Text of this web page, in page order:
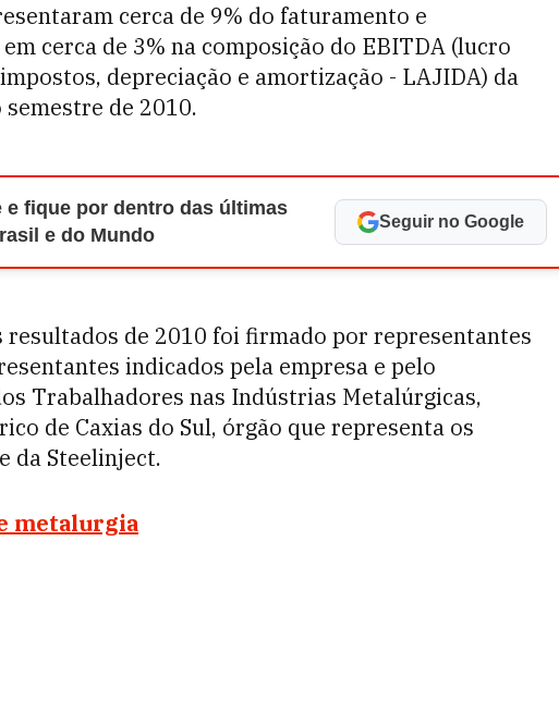
cerca de 9% do faturamento e
cerca de 3% na composição do EBITDA (lucro
depreciação e amortização - LAJIDA) da
de 2010.
e fique por dentro das últimas
e do Mundo
Seguir no Google
resultados de 2010 foi firmado por representantes
indicados pela empresa e pelo
Trabalhadores nas Indústrias Metalúrgicas,
de Caxias do Sul, órgão que representa os
da Steelinject.
metalurgia